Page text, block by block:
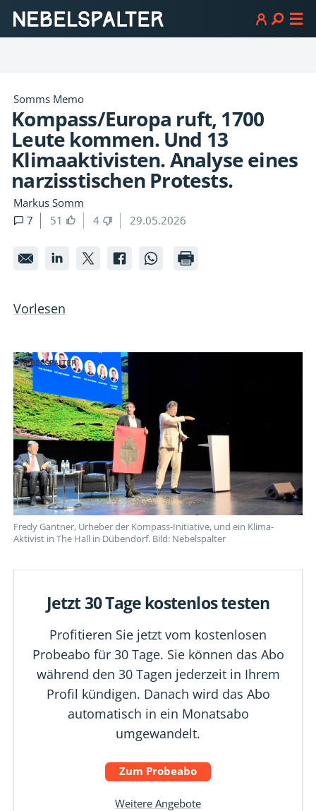
Somms Memo
Kompass/Europa ruft, 1700
Leute kommen. Und 13
Klimaaktivisten. Analyse eines
narzisstischen Protests.
Markus Somm
7
51 4 29.05.2026
Kompass/Europa
1700
Leute
Und
13
Klimaaktivisten.
Analyse
eines
narzisstischen
Protests.
Kompass/Europa
1700
Leute
Und
13
Klimaaktivisten.
Analyse
eines
narzisstischen
Protests.
Kompass/Europa
Und
13
Klimaaktivisten.
Analyse
eines
narzisstischen
Protests.
Kompass/Europa
Und
13
Klimaaktivisten.
Analyse
eines
narzisstischen
Protests.
Kompass/
Klimaaktivisten.
Analyse
eines
narzisstischen
Protests.
Vorlesen
Fredy Gantner, Urheber der Kompass-Initiative, und ein Klima-
Aktivist in The Hall in Dübendorf. Bild: Nebelspalter
Jetzt 30 Tage kostenlos testen
Profitieren Sie jetzt vom kostenlosen
Probeabo für 30 Tage. Sie können das Abo
während den 30 Tagen jederzeit in Ihrem
Profil kündigen. Danach wird das Abo
automatisch in ein Monatsabo
umgewandelt.
Zum Probeabo
Weitere Angebote